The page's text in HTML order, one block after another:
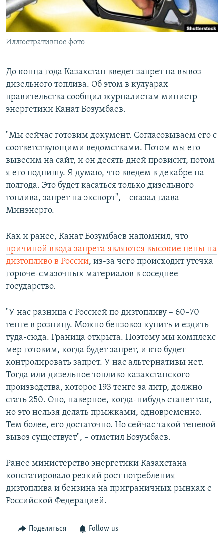
Иллюстративное фото
До конца года Казахстан введет запрет на вывоз
дизельного топлива. Об этом в кулуарах
правительства сообщил журналистам министр
энергетики Канат Бозумбаев.
"Мы сейчас готовим документ. Согласовываем его с
соответствующими ведомствами. Потом мы его
вывесим на сайт, и он десять дней провисит, потом
я его подпишу. Я думаю, что введем в декабре на
полгода. Это будет касаться только дизельного
топлива, запрет на экспорт", – сказал глава
Минэнерго.
Как и ранее, Канат Бозумбаев напомнил, что
причиной ввода запрета являются высокие цены на
дизтопливо в России, из-за чего происходит утечка
горюче-смазочных материалов в соседнее
государство.
"У нас разница с Россией по дизтопливу – 60–70
тенге в розницу. Можно бензовоз купить и ездить
туда-сюда. Граница открыта. Поэтому мы комплекс
мер готовим, когда будет запрет, и кто будет
контролировать запрет. У нас альтернативы нет.
Тогда или дизельное топливо казахстанского
производства, которое 193 тенге за литр, должно
стать 250. Оно, наверное, когда-нибудь станет так,
но это нельзя делать прыжками, одновременно.
Тем более, его достаточно. Но сейчас такой теневой
вывоз существует", – отметил Бозумбаев.
Ранее министерство энергетики Казахстана
констатировало резкий рост потребления
дизтоплива и бензина на приграничных рынках с
Российской Федерацией.
Поделиться Follow us